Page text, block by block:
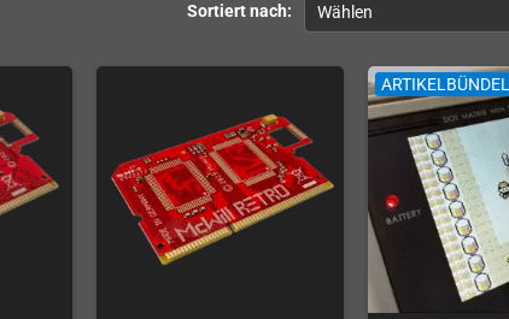
Sortiert nach: Wählen
ARTIKELBÜNDEL